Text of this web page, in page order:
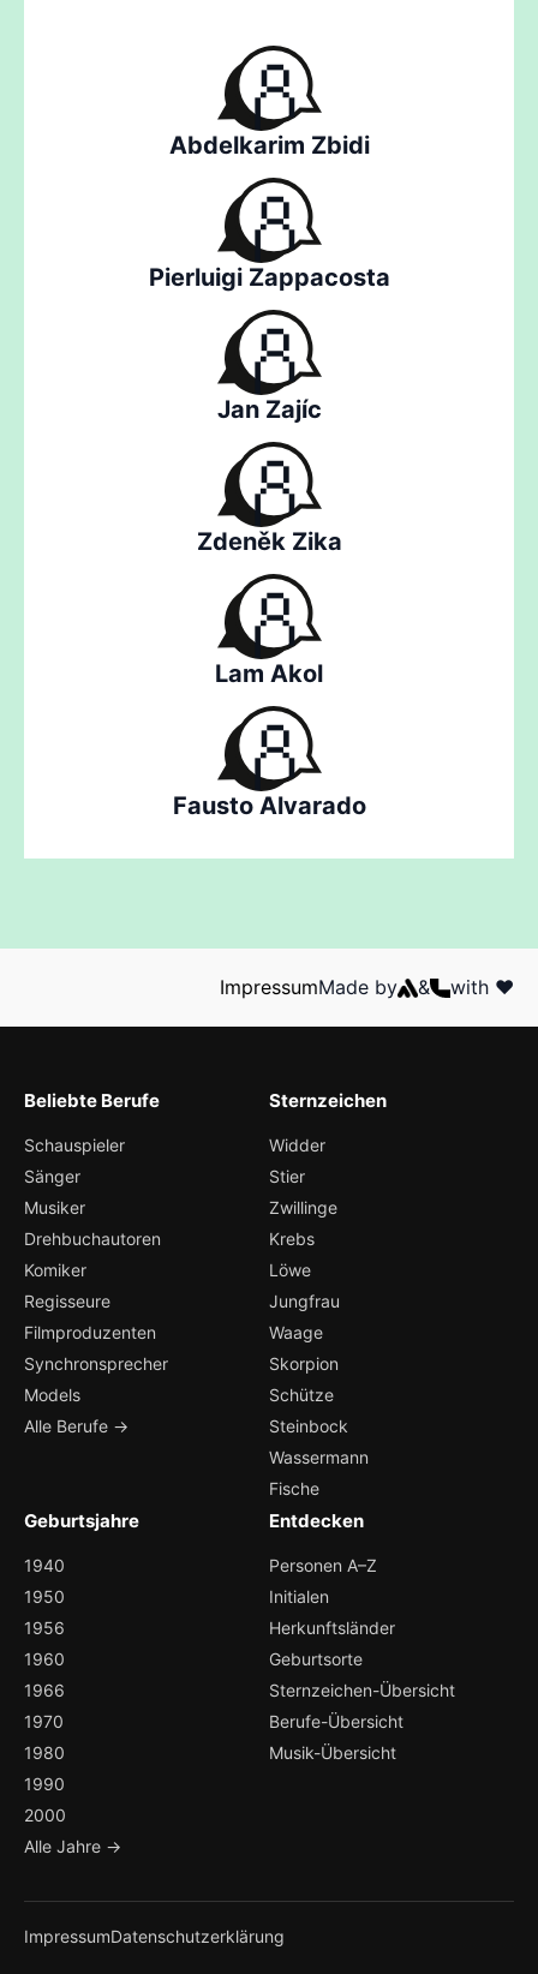
Abdelkarim Zbidi
Pierluigi Zappacosta
Jan Zajíc
Zdeněk Zika
Lam Akol
Fausto Alvarado
ImpressumMade by & with ❤️
Beliebte Berufe
Schauspieler
Sänger
Musiker
Drehbuchautoren
Komiker
Regisseure
Filmproduzenten
Synchronsprecher
Models
Alle Berufe →
Sternzeichen
Widder
Stier
Zwillinge
Krebs
Löwe
Jungfrau
Waage
Skorpion
Schütze
Steinbock
Wassermann
Fische
Geburtsjahre
1940
1950
1956
1960
1966
1970
1980
1990
2000
Alle Jahre →
Entdecken
Personen A–Z
Initialen
Herkunftsländer
Geburtsorte
Sternzeichen-Übersicht
Berufe-Übersicht
Musik-Übersicht
ImpressumDatenschutzerklärung